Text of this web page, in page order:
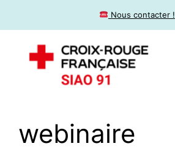
​ Nous contacter !
webinaire